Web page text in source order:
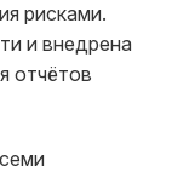
рисками.
и внедрена
отчётов